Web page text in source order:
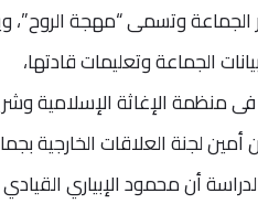
وتسمى “مهجة الروح”،
الجماعة وتعليمات قادتها،
عضو سابق فى منظمة الإغاثة الإسلامية
لجنة العلاقات الخارجية
أن محمود الإبياري القيادي